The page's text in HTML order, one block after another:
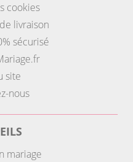
cookies
livraison
sécurisé
site
nous
mariage